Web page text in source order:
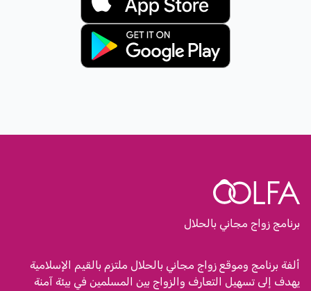
برنامج زواج مجاني بالحلال
ألفة برنامج وموقع زواج مجاني بالحلال ملتزم بالقيم الإسلامية
يهدف إلى تسهيل التعارف والزواج بين المسلمين في بيئة آمنة